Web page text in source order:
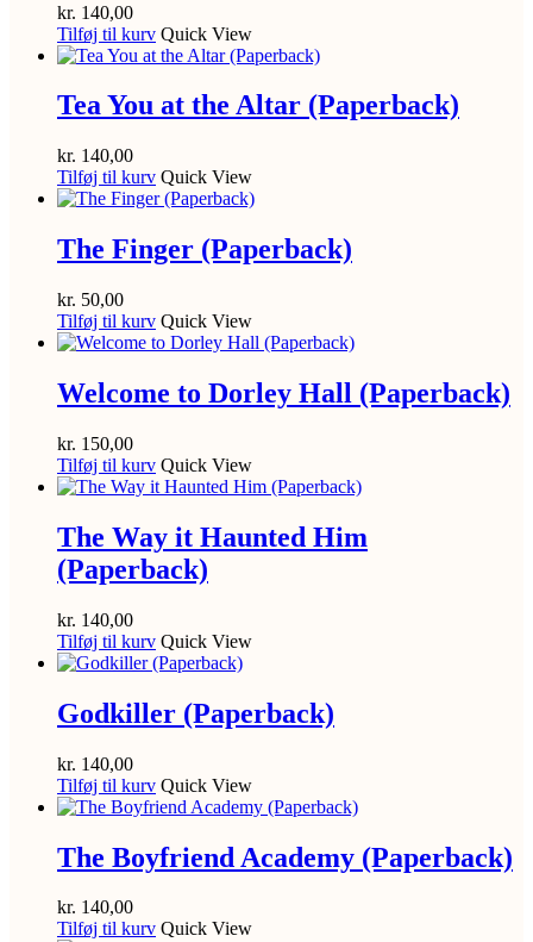
kr. 140,00
Tilføj til kurv Quick View
Tea You at the Altar (Paperback)
kr. 140,00
Tilføj til kurv Quick View
The Finger (Paperback)
kr. 50,00
Tilføj til kurv Quick View
Welcome to Dorley Hall (Paperback)
kr. 150,00
Tilføj til kurv Quick View
The Way it Haunted Him
(Paperback)
kr. 140,00
Tilføj til kurv Quick View
Godkiller (Paperback)
kr. 140,00
Tilføj til kurv Quick View
The Boyfriend Academy (Paperback)
kr. 140,00
Tilføj til kurv Quick View